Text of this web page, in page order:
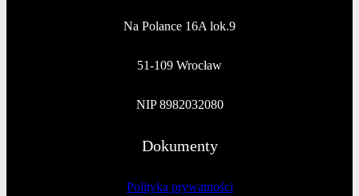
Na Polance 16A lok.9
51-109 Wrocław
NIP 8982032080
Dokumenty
Polityka prywatności